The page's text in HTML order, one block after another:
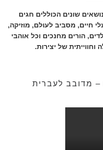
שונים הכוללים חגים
חיים, מסביב לעולם, מוזיקה,
הורים מחנכים וכל אוהבי
של יצירות.